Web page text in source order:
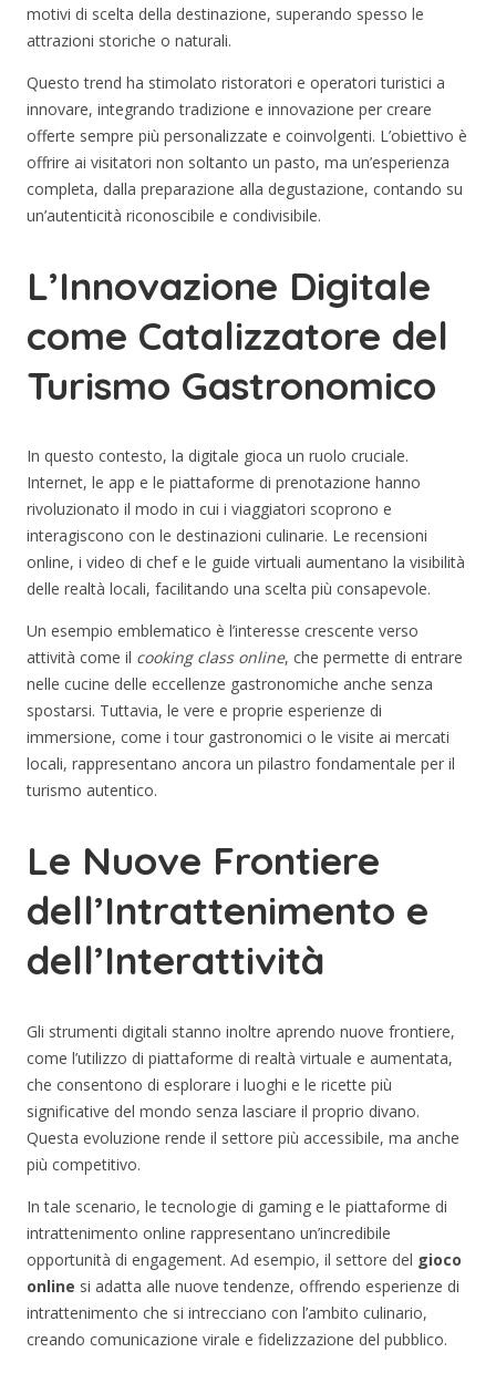
motivi di scelta della destinazione, superando spesso le
attrazioni storiche o naturali.
Questo trend ha stimolato ristoratori e operatori turistici a
innovare, integrando tradizione e innovazione per creare
offerte sempre più personalizzate e coinvolgenti. L’obiettivo è
offrire ai visitatori non soltanto un pasto, ma un’esperienza
completa, dalla preparazione alla degustazione, contando su
un’autenticità riconoscibile e condivisibile.
L’Innovazione Digitale
come Catalizzatore del
Turismo Gastronomico
In questo contesto, la digitale gioca un ruolo cruciale.
Internet, le app e le piattaforme di prenotazione hanno
rivoluzionato il modo in cui i viaggiatori scoprono e
interagiscono con le destinazioni culinarie. Le recensioni
online, i video di chef e le guide virtuali aumentano la visibilità
delle realtà locali, facilitando una scelta più consapevole.
Un esempio emblematico è l’interesse crescente verso
attività come il cooking class online, che permette di entrare
nelle cucine delle eccellenze gastronomiche anche senza
spostarsi. Tuttavia, le vere e proprie esperienze di
immersione, come i tour gastronomici o le visite ai mercati
locali, rappresentano ancora un pilastro fondamentale per il
turismo autentico.
Le Nuove Frontiere
dell’Intrattenimento e
dell’Interattività
Gli strumenti digitali stanno inoltre aprendo nuove frontiere,
come l’utilizzo di piattaforme di realtà virtuale e aumentata,
che consentono di esplorare i luoghi e le ricette più
significative del mondo senza lasciare il proprio divano.
Questa evoluzione rende il settore più accessibile, ma anche
più competitivo.
In tale scenario, le tecnologie di gaming e le piattaforme di
intrattenimento online rappresentano un’incredibile
opportunità di engagement. Ad esempio, il settore del gioco
online si adatta alle nuove tendenze, offrendo esperienze di
intrattenimento che si intrecciano con l’ambito culinario,
creando comunicazione virale e fidelizzazione del pubblico.